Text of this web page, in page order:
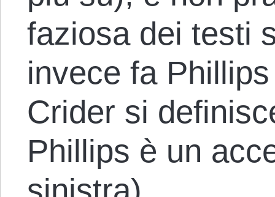
faziosa dei testi
invece fa
Crider si
Phillips è un